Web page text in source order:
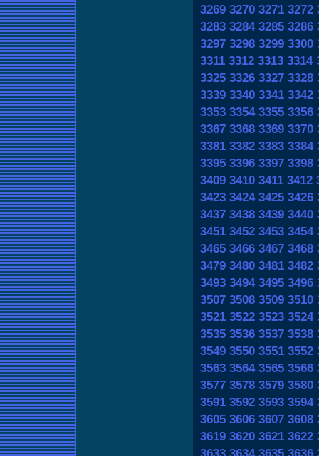
3269 3270 3271 3272
3283 3284 3285 3286
3297 3298 3299 3300
3311 3312 3313 3314
3325 3326 3327 3328
3339 3340 3341 3342
3353 3354 3355 3356
3367 3368 3369 3370
3381 3382 3383 3384
3395 3396 3397 3398
3409 3410 3411 3412
3423 3424 3425 3426
3437 3438 3439 3440
3451 3452 3453 3454
3465 3466 3467 3468
3479 3480 3481 3482
3493 3494 3495 3496
3507 3508 3509 3510
3521 3522 3523 3524
3535 3536 3537 3538
3549 3550 3551 3552
3563 3564 3565 3566
3577 3578 3579 3580
3591 3592 3593 3594
3605 3606 3607 3608
3619 3620 3621 3622
3633 3634 3635 3636